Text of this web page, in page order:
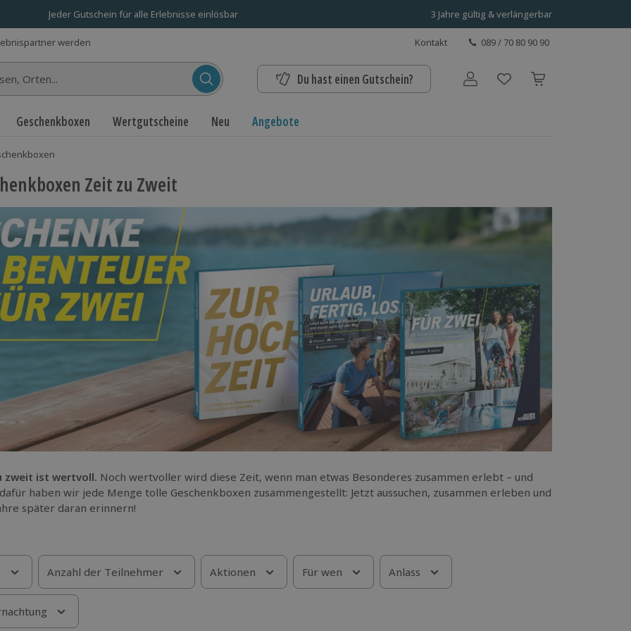
Jeder Gutschein für alle Erlebnisse einlösbar 3 Jahre gültig & verlängerbar
werden Kontakt 089 / 70 80 90 90
Du hast einen Gutschein? Benutzerkonto
Geschenkboxen Wertgutscheine Neu Angebote
Zeit zu Zweit
zweit ist wertvoll. Noch wertvoller wird diese Zeit, wenn man etwas Besonderes zusammen erlebt – und
haben wir jede Menge tolle Geschenkboxen zusammengestellt: Jetzt aussuchen, zusammen erleben und
später daran erinnern!
Anzahl der Teilnehmer Aktionen Für wen Anlass